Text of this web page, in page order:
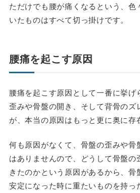
ただけでも腰が痛くなるという、色
いたものはすべて切っ掛けです。
腰痛を起こす原因
腰痛を起こす原因として一番に挙
歪みや骨盤の開き、そして背骨のズ
が、本当の原因はもっと更に奥に存
何も原因がなくて、骨盤の歪みや骨
はありませんので、どうして骨盤の
きたのかという原因があるから、骨
安定になった時に重たいものを持っ